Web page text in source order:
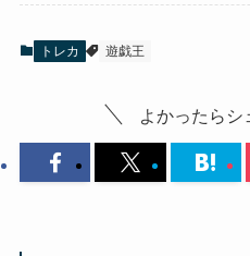
トレカ 遊戯王
よかったらシ